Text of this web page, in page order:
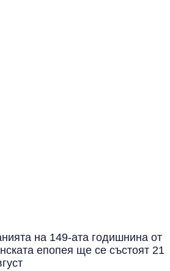
на 149-ата годишнина от
епопея ще се състоят 21